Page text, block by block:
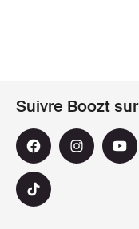
Suivre Boozt sur